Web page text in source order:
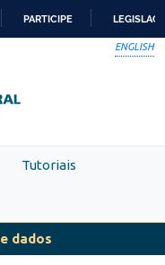
PARTICIPE
ENGLISH
Tutoriais
dados